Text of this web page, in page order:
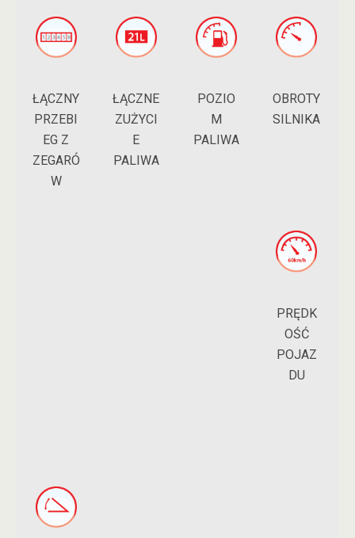
ŁĄCZNY
PRZEBI
EG Z
ZEGARÓ
W
ŁĄCZNE
ZUŻYCI
E
PALIWA
POZIO
M
PALIWA
OBROTY
SILNIKA
PRĘDK
OŚĆ
POJAZ
DU